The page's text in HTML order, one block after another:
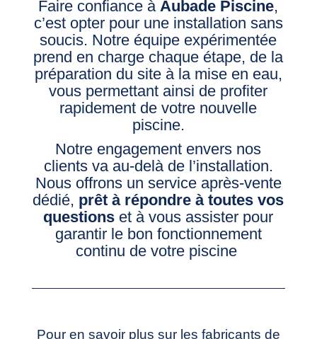
Faire confiance àAubade Piscine,
c’est opter pour une installation sans
soucis. Notre équipe expérimentée
prend en charge chaque étape, de la
préparation du site à la mise en eau,
vous permettant ainsi de profiter
rapidement de votre nouvelle
piscine.
Notre engagement envers nos
clients va au-delà de l’installation.
Nous offrons un service après-vente
dédié, prêt à répondre à toutes vos
questions et à vous assister pour
garantir le bon fonctionnement
continu de votre piscine
Pour en savoir plus sur les fabricants de